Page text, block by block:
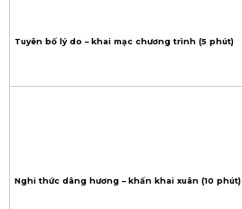
Tuyên bố lý do – khai mạc chương trình (5 phút)
Nghi thức dâng hương – khấn khai xuân (10 phút)